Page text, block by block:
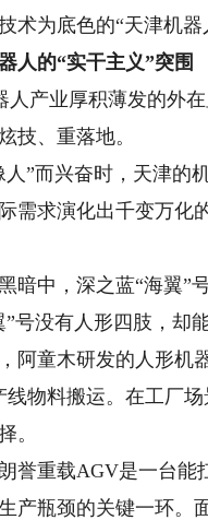
为底色的“天津机器
人的“实干主义”突围
产业厚积薄发的外在
技、重落地。
而兴奋时，天津的
需求演化出千变万化
中，深之蓝“海翼”
号没有人形四肢，却
童木研发的人形机
物料搬运。在工厂
。
重载AGV是一台能
产瓶颈的关键一环。